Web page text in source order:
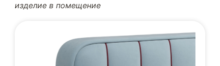
изделие в помещение